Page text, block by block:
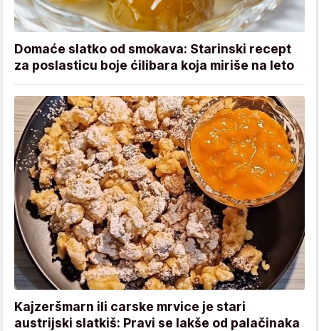
Domaće slatko od smokava: Starinski recept
za poslasticu boje ćilibara koja miriše na leto
Kajzeršmarn ili carske mrvice je stari
austrijski slatkiš: Pravi se lakše od palačinaka